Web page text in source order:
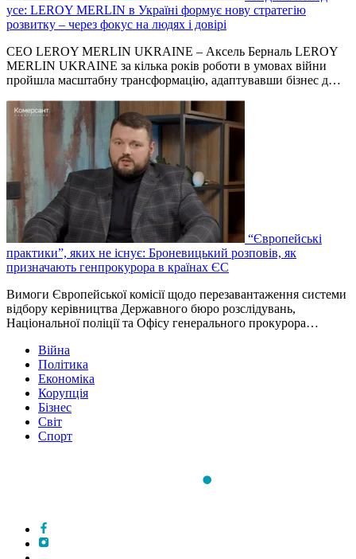
усе: LEROY MERLIN в Україні формує нову стратегію
розвитку – через фокус на людях і довірі
СЕО LEROY MERLIN UKRAINE – Аксель Берналь LEROY
MERLIN UKRAINE за кілька років роботи в умовах війни
пройшла масштабну трансформацію, адаптувавши бізнес д…
“Європейські
практики”, яких не існує: Броневицький розповів, як
призначають генпрокурора в країнах ЄС
Вимоги Європейської комісії щодо перезавантаження системи
відбору керівництва Державного бюро розслідувань,
Національної поліції та Офісу генерального прокурора…
Війна
Політика
Економіка
Корупція
Бізнес
Світ
Спорт